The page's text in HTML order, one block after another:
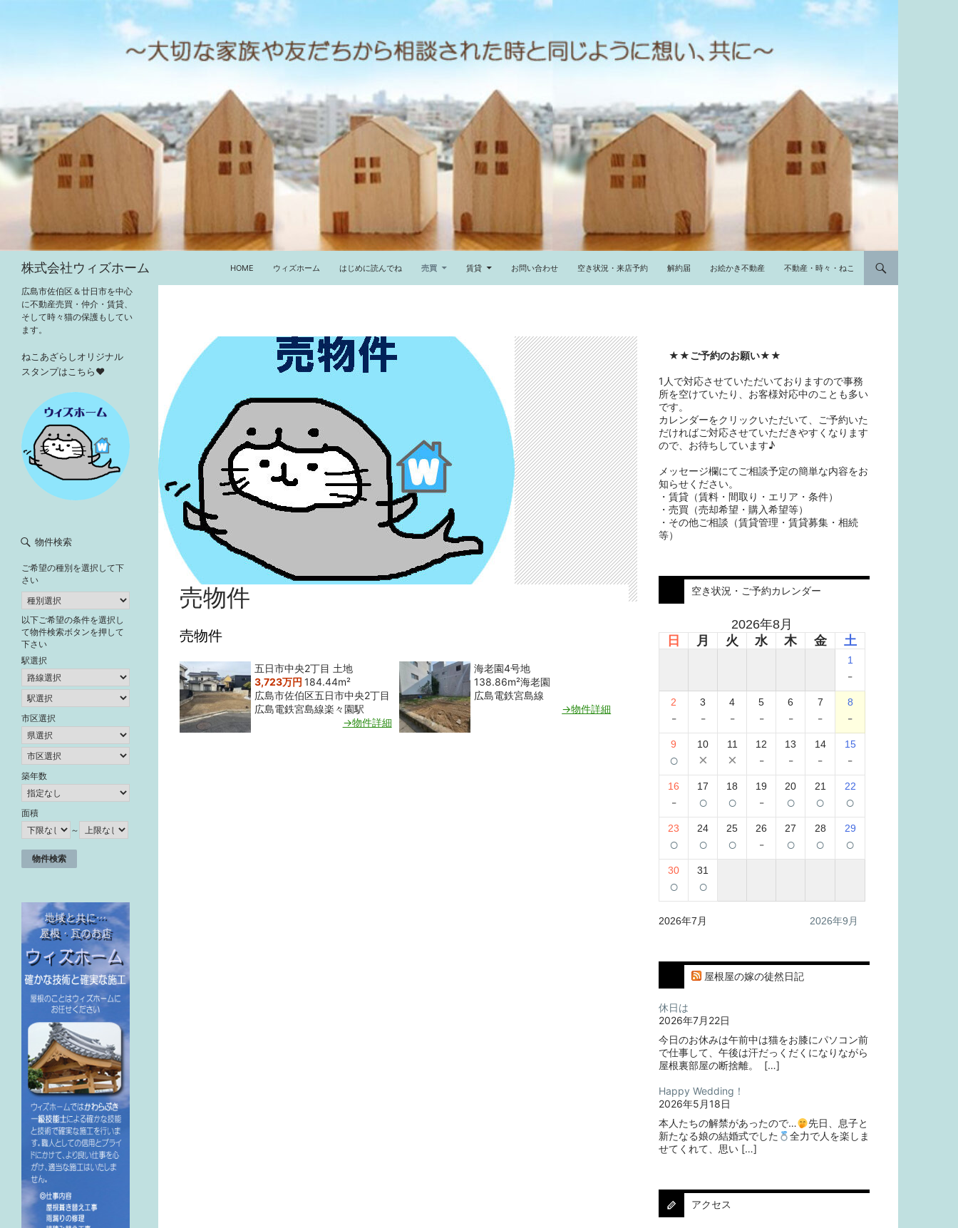
ス
キ
ッ
プ
株式会社ウィズホーム HOME ウィズホーム はじめに読んでね 売買 賃貸 お問い合わせ 空き状況・来店予約 解約届 お絵かき不動産 不動産・時々・ねこ
売物件
売物件
五日市中央2丁目 土地
3,723万円 184.44m²
広島市佐伯区五日市中央2丁目
広島電鉄宮島線楽々園駅
→物件詳細
海老園4号地
138.86m²海老園
広島電鉄宮島線
→物件詳細
★★ご予約のお願い★★
1人で対応させていただいておりますので事務
所を空けていたり、お客様対応中のことも多い
です。
カレンダーをクリックいただいて、ご予約いた
だければご対応させていただきやすくなります
ので、お待ちしています♪
メッセージ欄にてご相談予定の簡単な内容をお
知らせください。
・賃貸（賃料・間取り・エリア・条件）
・売買（売却希望・購入希望等）
・その他ご相談（賃貸管理・賃貸募集・相続
等）
空き状況・ご予約カレンダー
2026年8月
日
月 火 水 木 金 土
1
-
2
-
3
-
4
-
5
-
6
-
7
-
8
-
9
○
10
×
11
×
12
-
13
-
14
-
15
-
16
-
17
○
18
○
19
-
20
○
21
○
22
○
23
○
24
○
25
○
26
-
27
○
28
○
29
○
30
○
31
○
2026年7月 2026年9月
屋根屋の嫁の徒然日記
休日は
2026年7月22日
今日のお休みは午前中は猫をお膝にパソコン前
で仕事して、午後は汗だっくだくになりながら
屋根裏部屋の断捨離。⁡ ⁡ […]
Happy Wedding！
2026年5月18日
本人たちの解禁があったので…
⁡⁡先日、息子と
新たなる娘の結婚式でした
⁡⁡⁡全力で人を楽しま
せてくれて、思い […]
アクセス
広島市佐伯区＆廿日市を中心
に不動産売買・仲介・賃貸、
そして時々猫の保護もしてい
ます。
ねこあざらしオリジナル
スタンプはこちら♥
物件検索
ご希望の種別を選択して下
さい
以下ご希望の条件を選択し
て物件検索ボタンを押して
下さい
駅選択
市区選択
築年数
面積
～